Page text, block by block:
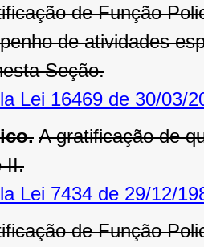
de Função
de atividades
Seção.
Lei 16469 de 30/03/
A gratificação de
II.
Lei 7434 de 29/12/
de Função